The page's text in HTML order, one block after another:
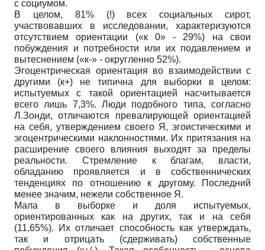
с социумом.
В целом, 81% (!) всех социальных сирот,
участвовавших в исследовании, характеризуются
отсутствием ориентации («к 0» - 29%) на свои
побуждения и потребности или их подавлением и
вытеснением («к-» - округленно 52%).
Эгоцентрическая ориентация во взаимодействии с
другими (к+) не типична для выборки в целом:
испытуемых с такой ориентацией насчитывается
всего лишь 7,3%. Люди подобного типа, согласно
Л.Зонди, отличаются превалирующей ориентацией
на себя, утверждением своего Я, эгоистическими и
эгоцентрическими наклонностями. Их притязания на
расширение своего влияния выходят за пределы
реальности. Стремление к благам, власти,
обладанию проявляется и в собственнических
тенденциях по отношению к другому. Последний
менее значим, нежели собственное Я.
Мала в выборке и доля испытуемых,
ориентированных как на других, так и на себя
(11,65%). Их отличает способность как утверждать,
так и отрицать (сдерживать) собственные